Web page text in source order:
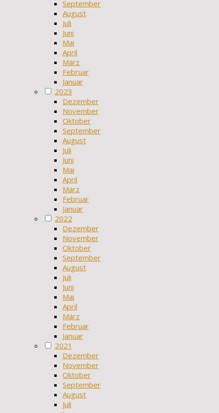
September
August
Juli
Juni
Mai
April
März
Februar
Januar
2023
Dezember
November
Oktober
September
August
Juli
Juni
Mai
April
März
Februar
Januar
2022
Dezember
November
Oktober
September
August
Juli
Juni
Mai
April
März
Februar
Januar
2021
Dezember
November
Oktober
September
August
Juli